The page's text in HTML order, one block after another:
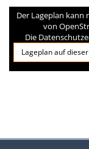
Der Lageplan kann
von
Die
Lageplan auf